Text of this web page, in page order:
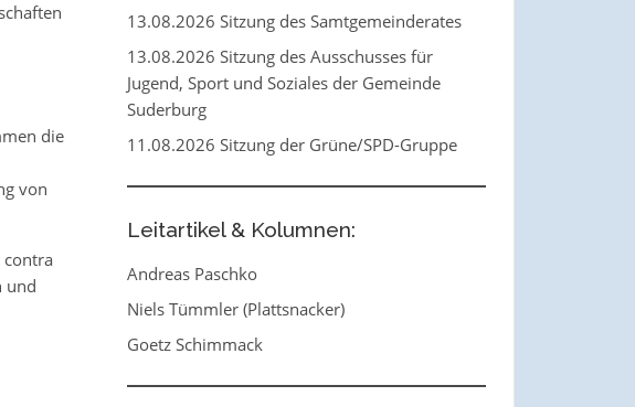
die
von
und
13.08.2026 Sitzung des Samtgemeinderates
13.08.2026 Sitzung des Ausschusses für
Jugend, Sport und Soziales der Gemeinde
Suderburg
11.08.2026 Sitzung der Grüne/SPD-Gruppe
Leitartikel & Kolumnen:
Andreas Paschko
Niels Tümmler (Plattsnacker)
Goetz Schimmack